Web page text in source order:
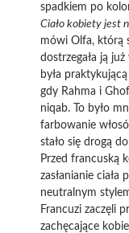
spadkiem po
Ciało kobiety jest
mówi Olfa, którą
dostrzegała ją
była
gdy Rahma i
niqab. To było
farbowanie
stało się drogą
Przed francuską
zasłanianie ciała
neutralnym
Francuzi zaczęli
zachęcające